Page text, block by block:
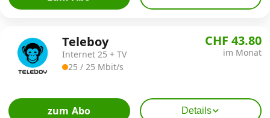
Teleboy
Internet 25 + TV
25 / 25 Mbit/s
CHF 43.80
im Monat
zum Abo Details